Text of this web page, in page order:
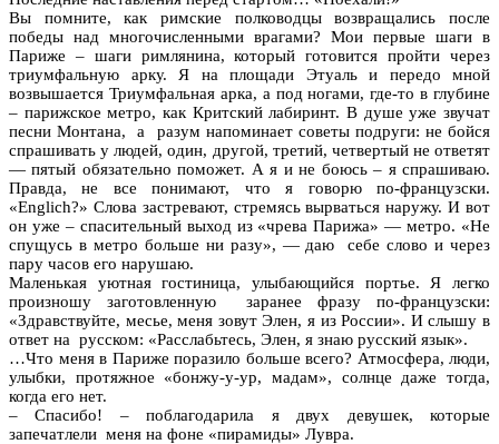
Вы помните, как римские полководцы возвращались после
победы над многочисленными врагами? Мои первые шаги в
Париже – шаги римлянина, который готовится пройти через
триумфальную арку. Я на площади Этуаль и передо мной
возвышается Триумфальная арка, а под ногами, где-то в глубине
– парижское метро, как Критский лабиринт. В душе уже звучат
песни Монтана, а разум напоминает советы подруги: не бойся
спрашивать у людей, один, другой, третий, четвертый не ответят
— пятый обязательно поможет. А я и не боюсь – я спрашиваю.
Правда, не все понимают, что я говорю по-французски.
«Englich?» Слова застревают, стремясь вырваться наружу. И вот
он уже – спасительный выход из «чрева Парижа» — метро. «Не
спущусь в метро больше ни разу», — даю себе слово и через
пару часов его нарушаю.
Маленькая уютная гостиница, улыбающийся портье. Я легко
произношу заготовленную заранее фразу по-французски:
«Здравствуйте, месье, меня зовут Элен, я из России». И слышу в
ответ на русском: «Расслабьтесь, Элен, я знаю русский язык».
…Что меня в Париже поразило больше всего? Атмосфера, люди,
улыбки, протяжное «бонжу-у-ур, мадам», солнце даже тогда,
когда его нет.
– Спасибо! – поблагодарила я двух девушек, которые
запечатлели меня на фоне «пирамиды» Лувра.